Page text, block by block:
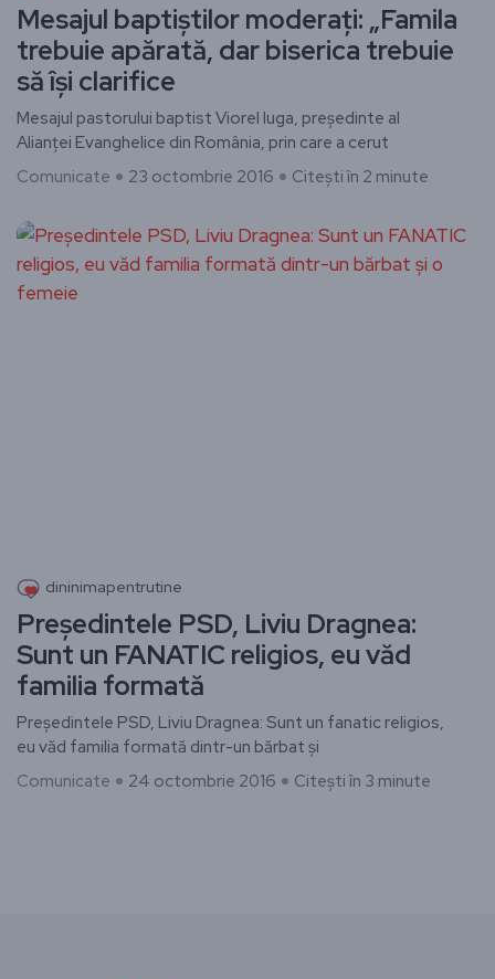
Mesajul baptiştilor moderaţi: „Famila
trebuie apărată, dar biserica trebuie
să îşi clarifice
Mesajul pastorului baptist Viorel Iuga, preşedinte al
Alianţei Evanghelice din România, prin care a cerut
Comunicate
23 octombrie 2016 Citești în 2 minute
dininimapentrutine
Preşedintele PSD, Liviu Dragnea:
Sunt un FANATIC religios, eu văd
familia formată
Preşedintele PSD, Liviu Dragnea: Sunt un fanatic religios,
eu văd familia formată dintr-un bărbat şi
Comunicate
24 octombrie 2016 Citești în 3 minute